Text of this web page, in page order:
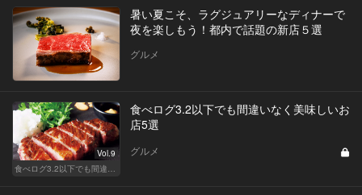
暑い夏こそ、ラグジュアリーなディナーで
夜を楽しもう！都内で話題の新店５選
グルメ
Vol.9
食べログ3.2以下でも間違いなく名店！
食べログ3.2以下でも間違いなく美味しいお
店5選
グルメ